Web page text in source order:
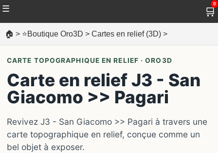
☰ 🛒
0
🏠 > ⭐Boutique Oro3D > Cartes en relief (3D) >
CARTE TOPOGRAPHIQUE EN RELIEF · ORO3D
Carte en relief J3 - San
Giacomo >> Pagari
Revivez J3 - San Giacomo >> Pagari à travers une
carte topographique en relief, conçue comme un
bel objet à exposer.